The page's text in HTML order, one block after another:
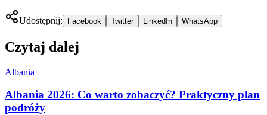
Udostępnij: Facebook Twitter LinkedIn WhatsApp
Czytaj dalej
Albania
Albania 2026: Co warto zobaczyć? Praktyczny plan
podróży